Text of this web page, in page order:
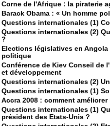
Corne de l'Afrique : la piraterie
Barack Obama : « Un homme
Questions internationales (1)
Questions internationales (2)
?
Elections législatives en
politique
Conférence de Kiev Conseil de
et développement
Questions internationales (2)
Questions internationales (1)
Accra 2008 : comment
Questions internationales (1)
président des Etats-Unis ?